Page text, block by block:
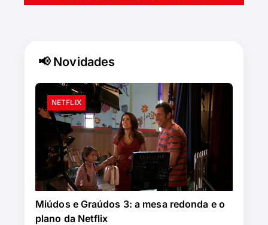
📢 Novidades
NETFLIX
Miúdos e Graúdos 3: a mesa redonda e o
plano da Netflix